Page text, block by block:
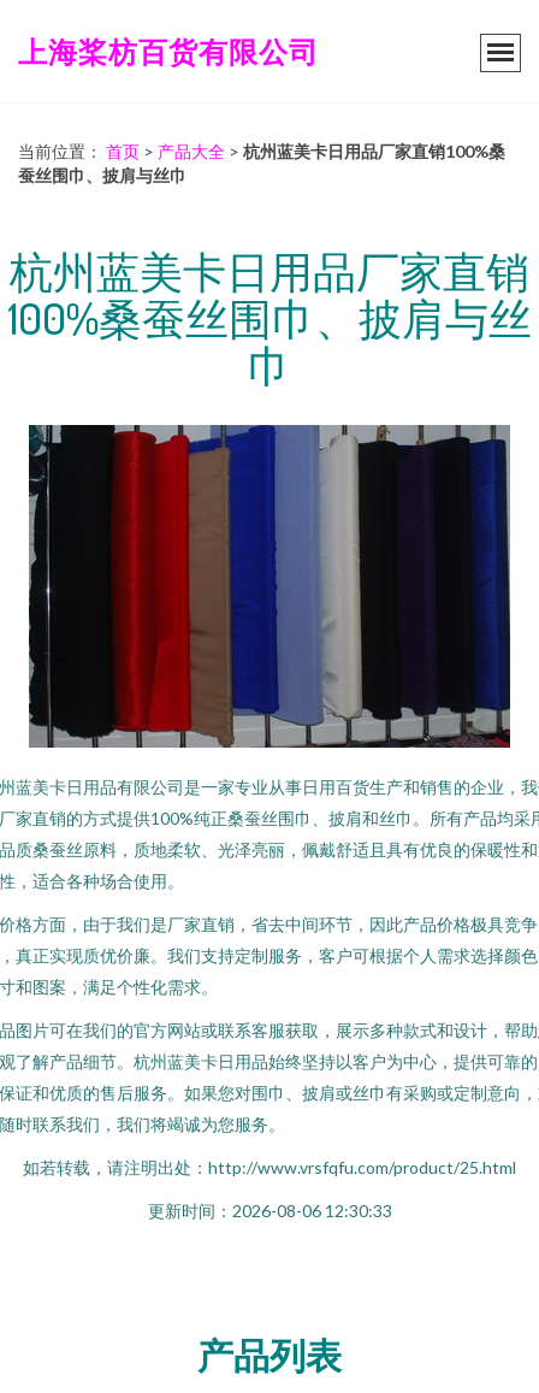
上海桨枋百货有限公司
当前位置： 首页 > 产品大全 > 杭州蓝美卡日用品厂家直销100%桑
蚕丝围巾、披肩与丝巾
杭州蓝美卡日用品厂家直销
100%桑蚕丝围巾、披肩与丝
巾
蓝美卡日用品有限公司是一家专业从事日用百货生产和销售的企业，
家直销的方式提供100%纯正桑蚕丝围巾、披肩和丝巾。所有产品均采
质桑蚕丝原料，质地柔软、光泽亮丽，佩戴舒适且具有优良的保暖性
，适合各种场合使用。
格方面，由于我们是厂家直销，省去中间环节，因此产品价格极具竞争
真正实现质优价廉。我们支持定制服务，客户可根据个人需求选择颜
和图案，满足个性化需求。
图片可在我们的官方网站或联系客服获取，展示多种款式和设计，帮
了解产品细节。杭州蓝美卡日用品始终坚持以客户为中心，提供可靠
证和优质的售后服务。如果您对围巾、披肩或丝巾有采购或定制意向
时联系我们，我们将竭诚为您服务。
如若转载，请注明出处：http://www.vrsfqfu.com/product/25.html
更新时间：2026-08-06 12:30:33
产品列表